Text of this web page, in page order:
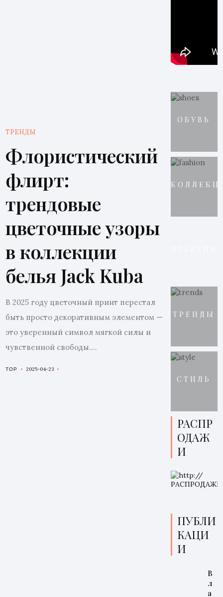
ТРЕНДЫ
Флористический
флирт:
трендовые
цветочные узоры
в коллекции
белья Jack Kuba
В 2025 году цветочный принт перестал
быть просто декоративным элементом —
это уверенный символ мягкой силы и
чувственной свободы....
TOP 2025-04-23
ОБУВЬ
ТРЕНДЫ
СТИЛЬ
РАСПР
ОДАЖ
И
ПУБЛИ
КАЦИ
И
В
л
а